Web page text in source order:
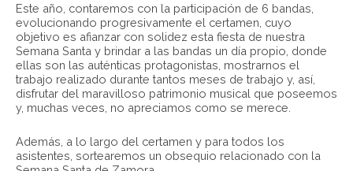
Este año, contaremos con la participación de 6 bandas,
evolucionando progresivamente el certamen, cuyo
objetivo es afianzar con solidez esta fiesta de nuestra
Semana Santa y brindar a las bandas un día propio, donde
ellas son las auténticas protagonistas, mostrarnos el
trabajo realizado durante tantos meses de trabajo y, así,
disfrutar del maravilloso patrimonio musical que poseemos
y, muchas veces, no apreciamos como se merece.
Además, a lo largo del certamen y para todos los
asistentes, sortearemos un obsequio relacionado con la